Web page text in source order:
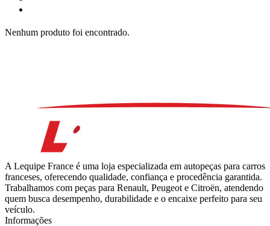
Nenhum produto foi encontrado.
A Lequipe France é uma loja especializada em autopeças para carros
franceses, oferecendo qualidade, confiança e procedência garantida.
Trabalhamos com peças para Renault, Peugeot e Citroën, atendendo
quem busca desempenho, durabilidade e o encaixe perfeito para seu
veículo.
Informações